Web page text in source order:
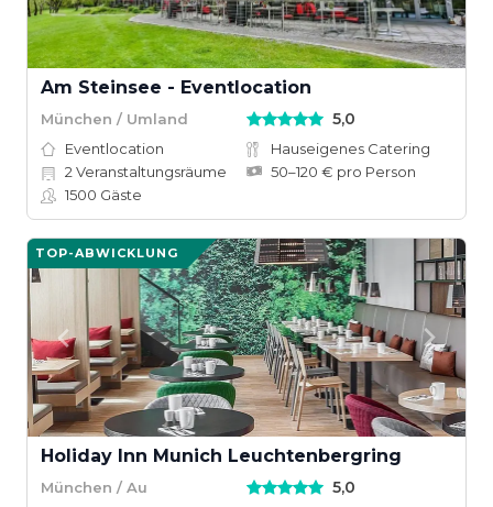
Am Steinsee - Eventlocation
München / Umland 5,0
Eventlocation
Hauseigenes Catering
2 Veranstaltungsräume
50–120 € pro Person
1500 Gäste
TOP-ABWICKLUNG
Holiday Inn Munich Leuchtenbergring
München / Au 5,0